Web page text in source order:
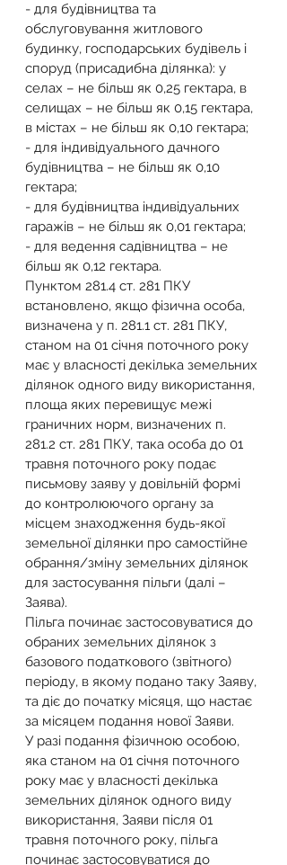
- для будівництва та
обслуговування житлового
будинку, господарських будівель і
споруд (присадибна ділянка): у
селах – не більш як 0,25 гектара, в
селищах – не більш як 0,15 гектара,
в містах – не більш як 0,10 гектара;
- для індивідуального дачного
будівництва – не більш як 0,10
гектара;
- для будівництва індивідуальних
гаражів – не більш як 0,01 гектара;
- для ведення садівництва – не
більш як 0,12 гектара.
Пунктом 281.4 ст. 281 ПКУ
встановлено, якщо фізична особа,
визначена у п. 281.1 ст. 281 ПКУ,
станом на 01 січня поточного року
має у власності декілька земельних
ділянок одного виду використання,
площа яких перевищує межі
граничних норм, визначених п.
281.2 ст. 281 ПКУ, така особа до 01
травня поточного року подає
письмову заяву у довільній формі
до контролюючого органу за
місцем знаходження будь-якої
земельної ділянки про самостійне
обрання/зміну земельних ділянок
для застосування пільги (далі –
Заява).
Пільга починає застосовуватися до
обраних земельних ділянок з
базового податкового (звітного)
періоду, в якому подано таку Заяву,
та діє до початку місяця, що настає
за місяцем подання нової Заяви.
У разі подання фізичною особою,
яка станом на 01 січня поточного
року має у власності декілька
земельних ділянок одного виду
використання, Заяви після 01
травня поточного року, пільга
починає застосовуватися до